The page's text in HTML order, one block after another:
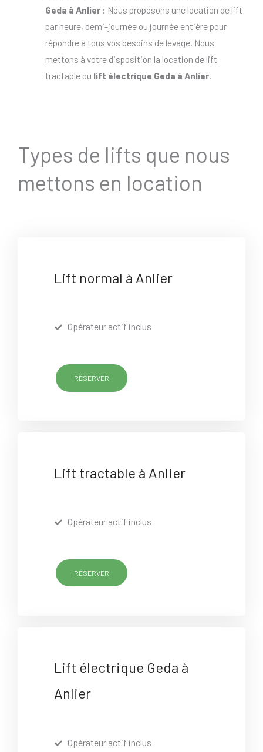
Geda à Anlier : Nous proposons une location de lift
par heure, demi-journée ou journée entière pour
répondre à tous vos besoins de levage. Nous
mettons à votre disposition la location de lift
tractable ou lift électrique Geda à Anlier.
Types de lifts que nous
mettons en location
Lift normal à Anlier
Opérateur actif inclus
RÉSERVER
Lift tractable à Anlier
Opérateur actif inclus
RÉSERVER
Lift électrique Geda à
Anlier
Opérateur actif inclus